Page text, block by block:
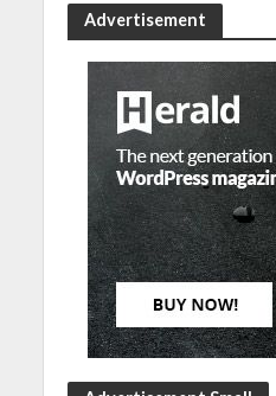
Advertisement